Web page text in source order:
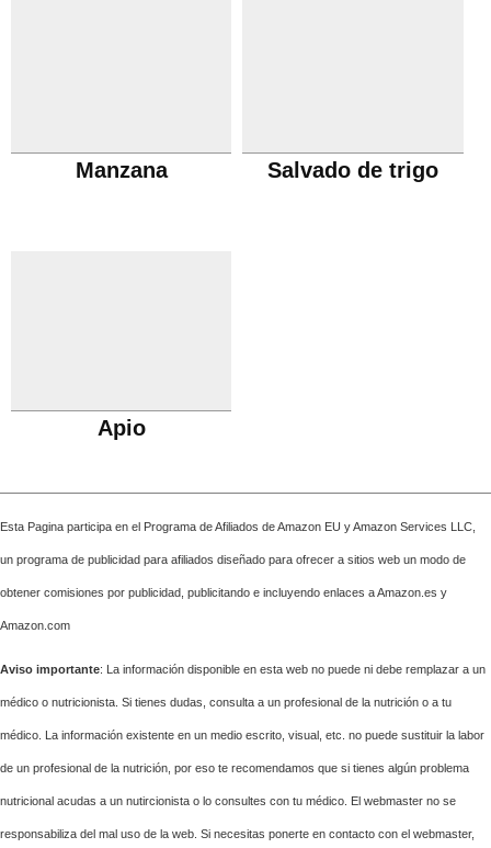
Manzana Salvado de trigo
Apio
Esta Pagina participa en el Programa de Afiliados de Amazon EU y Amazon Services LLC,
un programa de publicidad para afiliados diseñado para ofrecer a sitios web un modo de
obtener comisiones por publicidad, publicitando e incluyendo enlaces a Amazon.es y
Amazon.com
Aviso importante: La información disponible en esta web no puede ni debe remplazar a un
médico o nutricionista. Si tienes dudas, consulta a un profesional de la nutrición o a tu
médico. La información existente en un medio escrito, visual, etc. no puede sustituir la labor
de un profesional de la nutrición, por eso te recomendamos que si tienes algún problema
nutricional acudas a un nutircionista o lo consultes con tu médico. El webmaster no se
responsabiliza del mal uso de la web. Si necesitas ponerte en contacto con el webmaster,